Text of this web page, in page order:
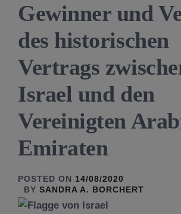
Gewinner und
des historischen
Vertrags
Israel und den
Vereinigten
Emiraten
POSTED ON 14/08/2020
BY SANDRA A. BORCHERT